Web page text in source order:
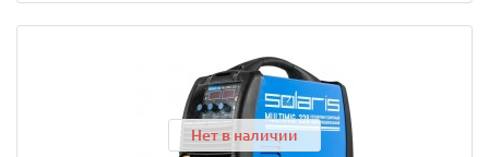
Нет в наличии